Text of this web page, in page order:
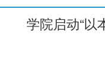
学院启动“以